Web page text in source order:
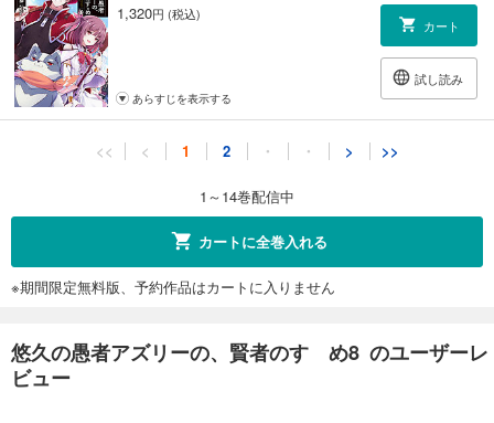
1,320円 (税込)
カート
試し読み
あらすじを表示する
悠久の愚者アズリーの、賢者のすゝめ１１
悠久の愚者アズリーの、賢者のすゝめ１２
カート
<< < 1 2 ・ ・ > >>
1～14巻配信中
カートに全巻入れる
※期間限定無料版、予約作品はカートに入りません
悠久の愚者アズリーの、賢者のすゝめ8 のユーザーレ
ビュー